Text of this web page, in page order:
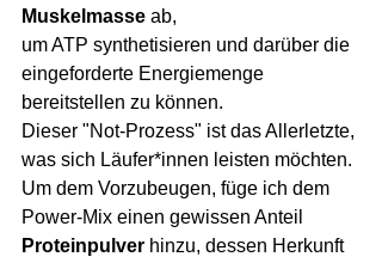
Muskelmasse ab,
um ATP synthetisieren und darüber die
eingeforderte Energiemenge
bereitstellen zu können.
Dieser "Not-Prozess" ist das Allerletzte,
was sich Läufer*innen leisten möchten.
Um dem Vorzubeugen, füge ich dem
Power-Mix einen gewissen Anteil
Proteinpulver hinzu, dessen Herkunft